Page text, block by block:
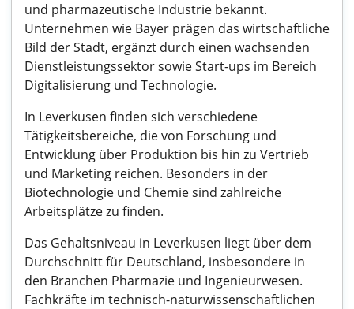
und pharmazeutische Industrie bekannt.
Unternehmen wie Bayer prägen das wirtschaftliche
Bild der Stadt, ergänzt durch einen wachsenden
Dienstleistungssektor sowie Start-ups im Bereich
Digitalisierung und Technologie.
In Leverkusen finden sich verschiedene
Tätigkeitsbereiche, die von Forschung und
Entwicklung über Produktion bis hin zu Vertrieb
und Marketing reichen. Besonders in der
Biotechnologie und Chemie sind zahlreiche
Arbeitsplätze zu finden.
Das Gehaltsniveau in Leverkusen liegt über dem
Durchschnitt für Deutschland, insbesondere in
den Branchen Pharmazie und Ingenieurwesen.
Fachkräfte im technisch-naturwissenschaftlichen